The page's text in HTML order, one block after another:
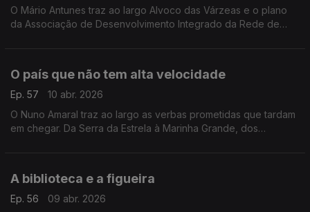
O Mário Antunes traz ao largo Alvoco das Várzeas e o plano
da Associação de Desenvolvimento Integrado da Rede de
O país que não tem alta velocidade
Ep. 57
10 abr. 2026
O Nuno Amaral traz ao largo as verbas prometidas que tardam
em chegar. Da Serra da Estrela à Marinha Grande, dos
A biblioteca e a figueira
Ep. 56
09 abr. 2026